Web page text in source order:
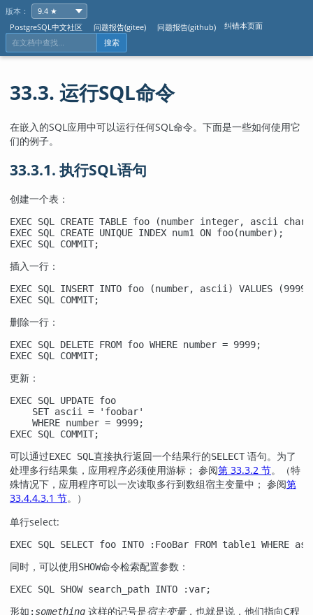
版本：
PostgreSQL中文社区
问题报告(gitee) 问题报告(github) 纠错本页面
搜索
33.3. 运行SQL命令
在嵌入的SQL应用中可以运行任何SQL命令。下面是一些如何使用它
们的例子。
33.3.1. 执行SQL语句
创建一个表：
EXEC SQL CREATE TABLE foo (number integer, ascii
EXEC SQL CREATE UNIQUE INDEX num1 ON foo(number);
EXEC SQL COMMIT;
插入一行：
EXEC SQL INSERT INTO foo (number, ascii) VALUES
EXEC SQL COMMIT;
删除一行：
EXEC SQL DELETE FROM foo WHERE number = 9999;
EXEC SQL COMMIT;
更新：
EXEC SQL UPDATE foo
    SET ascii = 'foobar'
    WHERE number = 9999;
EXEC SQL COMMIT;
可以通过EXEC SQL直接执行返回一个结果行的SELECT 语句。为了
处理多行结果集，应用程序必须使用游标； 参阅第 33.3.2 节。（特
殊情况下，应用程序可以一次读取多行到数组宿主变量中； 参阅第
33.4.4.3.1 节。）
单行select:
EXEC SQL SELECT foo INTO :FooBar FROM table1 WHERE
同时，可以使用SHOW命令检索配置参数：
EXEC SQL SHOW search_path INTO :var;
形如 : something 这样的记号是宿主变量，也就是说，他们指向C程